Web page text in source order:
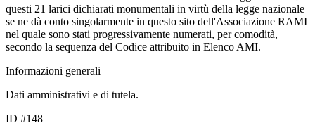
questi 21 larici dichiarati monumentali in virtù della legge nazionale
se ne dà conto singolarmente in questo sito dell'Associazione RAMI
nel quale sono stati progressivamente numerati, per comodità,
secondo la sequenza del Codice attribuito in Elenco AMI.
Informazioni generali
Dati amministrativi e di tutela.
ID #148